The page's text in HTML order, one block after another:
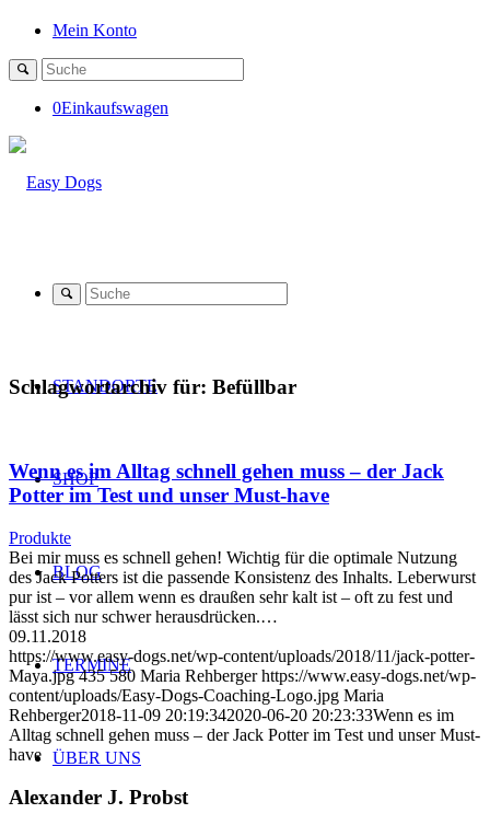
Mein Konto
0Einkaufswagen
STANDORTE
SHOP
BLOG
TERMINE
ÜBER UNS
Schlagwortarchiv für: Befüllbar
Wenn es im Alltag schnell gehen muss – der Jack
Potter im Test und unser Must-have
Produkte
Bei mir muss es schnell gehen! Wichtig für die optimale Nutzung
des Jack Potters ist die passende Konsistenz des Inhalts. Leberwurst
pur ist – vor allem wenn es draußen sehr kalt ist – oft zu fest und
lässt sich nur schwer herausdrücken.…
09.11.2018
https://www.easy-dogs.net/wp-content/uploads/2018/11/jack-potter-
Maya.jpg 435 580 Maria Rehberger https://www.easy-dogs.net/wp-
content/uploads/Easy-Dogs-Coaching-Logo.jpg Maria
Rehberger2018-11-09 20:19:342020-06-20 20:23:33Wenn es im
Alltag schnell gehen muss – der Jack Potter im Test und unser Must-
have
Alexander J. Probst